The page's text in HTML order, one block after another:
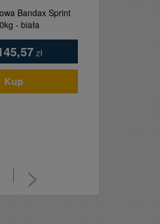
Bandax Sprint
- biała
zł
Kup
>